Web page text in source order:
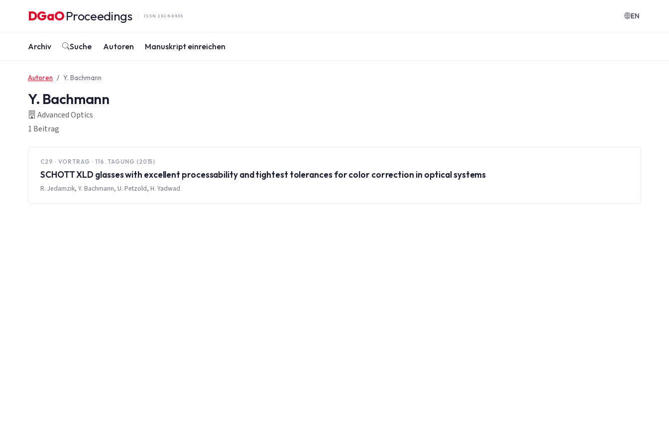
DGaO·Proceedings ISSN 1614-8436 EN
Archiv Suche Autoren Manuskript einreichen
Autoren Y. Bachmann
Y. Bachmann
Advanced Optics
1 Beitrag
C29 · VORTRAG · 116. TAGUNG (2015)
SCHOTT XLD glasses with excellent processability and tightest tolerances for color correction in optical systems
R. Jedamzik, Y. Bachmann, U. Petzold, H. Yadwad